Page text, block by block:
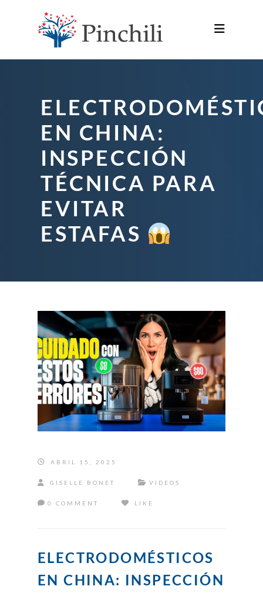
EN CHINA:
INSPECCIÓN
TÉCNICA PARA
EVITAR
ESTAFAS
ABRIL 15, 2025
GISELLE BONET VIDEOS
0 COMMENT LIKE
ELECTRODOMÉSTICOS
EN CHINA: INSPECCIÓN